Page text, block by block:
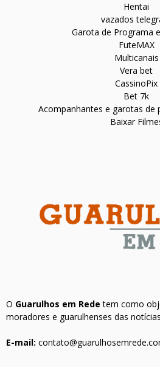
Hentai
vazados
Garota de Programa
FuteMAX
Multicanais
Vera bet
CassinoPix
Bet 7k
Acompanhantes e garotas de
Baixar
O Guarulhos em Rede tem como
moradores e guarulhenses das
E-mail: